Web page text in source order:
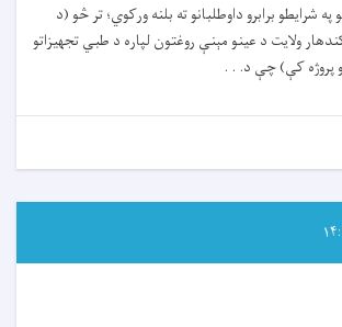
په شرایطو برابرو داوطلبانو ته بلنه ورکوي؛ تر څو (د
ولایت د عینو مېنې روغتون لپاره د طبي تجهیزاتو
پروژه کې) چې د. . .